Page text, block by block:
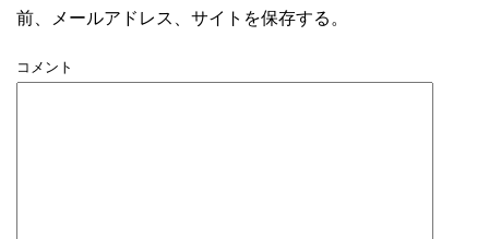
前、メールアドレス、サイトを保存する。
コメント